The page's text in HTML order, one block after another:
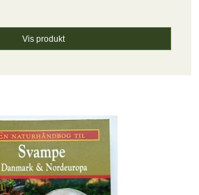
Vis produkt